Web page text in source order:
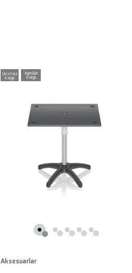
Aksesuarlar
Ücretsiz
Kargo